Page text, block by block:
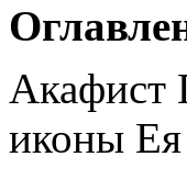
Акафист
иконы Ея